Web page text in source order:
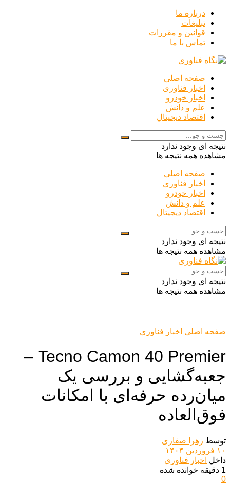
درباره ما
تبلیغات
قوانین و مقررات
تماس با ما
صفحه اصلی
اخبار فناوری
اخبار خودرو
علم و دانش
اقتصاد دیجیتال
نتیجه ای وجود ندارد
مشاهده همه نتیجه ها
صفحه اصلی
اخبار فناوری
اخبار خودرو
علم و دانش
اقتصاد دیجیتال
نتیجه ای وجود ندارد
مشاهده همه نتیجه ها
نتیجه ای وجود ندارد
مشاهده همه نتیجه ها
صفحه اصلی اخبار فناوری
Tecno Camon 40 Premier –
جعبه‌گشایی و بررسی یک
میان‌رده حرفه‌ای با امکانات
فوق‌العاده
توسط زهرا صفاری
۱۰ فروردین ۱۴۰۴
داخل اخبار فناوری
1 دقیقه خوانده شده
0